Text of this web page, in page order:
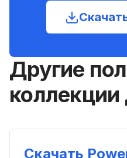
Другие
коллекции
Скачать